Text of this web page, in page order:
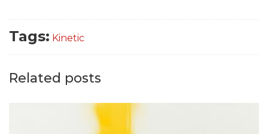
Tags: Kinetic
Related posts